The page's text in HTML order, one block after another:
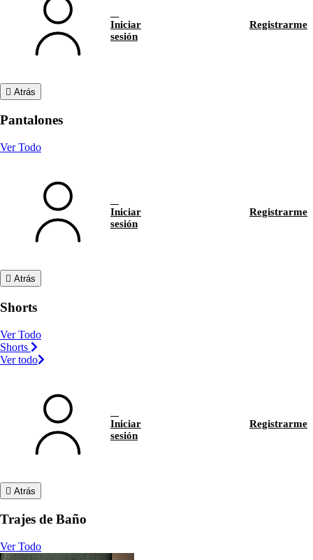
Iniciar
sesión
Registrarme
Atrás
Pantalones
Ver Todo
Iniciar
sesión
Registrarme
Atrás
Shorts
Ver Todo
Shorts
Ver todo
Iniciar
sesión
Registrarme
Atrás
Trajes de Baño
Ver Todo